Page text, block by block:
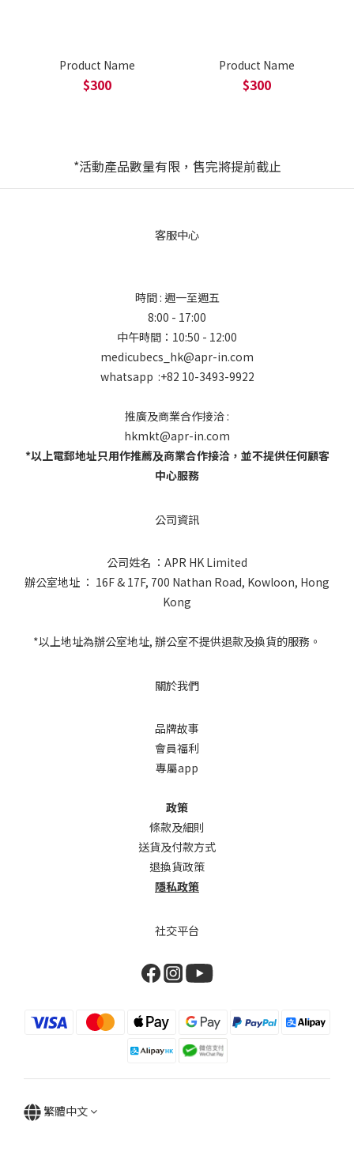
Product Name
$300
Product Name
$300
*活動產品數量有限，售完將提前截止
客服中心
時間 : 週一至週五
8:00 - 17:00
中午時間：10:50 - 12:00
medicubecs_hk@apr-in.com
whatsapp :+82 10-3493-9922
推廣及商業合作接洽 :
hkmkt@apr-in.com
*以上電郵地址只用作推薦及商業合作接洽，並不提供任何顧客
中心服務
公司資訊
公司姓名 ：APR HK Limited
辦公室地址 ： 16F & 17F, 700 Nathan Road, Kowloon, Hong
Kong
*以上地址為辦公室地址, 辦公室不提供退款及換貨的服務。
關於我們
品牌故事
會員福利
專屬app
政策
條款及細則
送貨及付款方式
退換貨政策
隱私政策
社交平台
繁體中文